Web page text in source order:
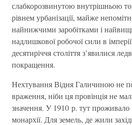
слабкорозвинутою внутрішньою
рівнем урбанізації, майже
найнижчими заробітками і
надлишкової робочої сили в
десятиріччя століття з’явилися
покращення.
Нехтування Відня Галичиною не
враження, ніби ця провінція не
значення. У 1910 р. тут проживало
монархії. Для земель, де жили